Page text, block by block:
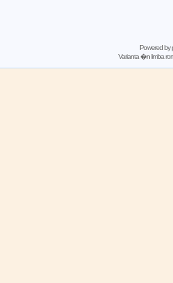
Powered by
Varianta �n limba